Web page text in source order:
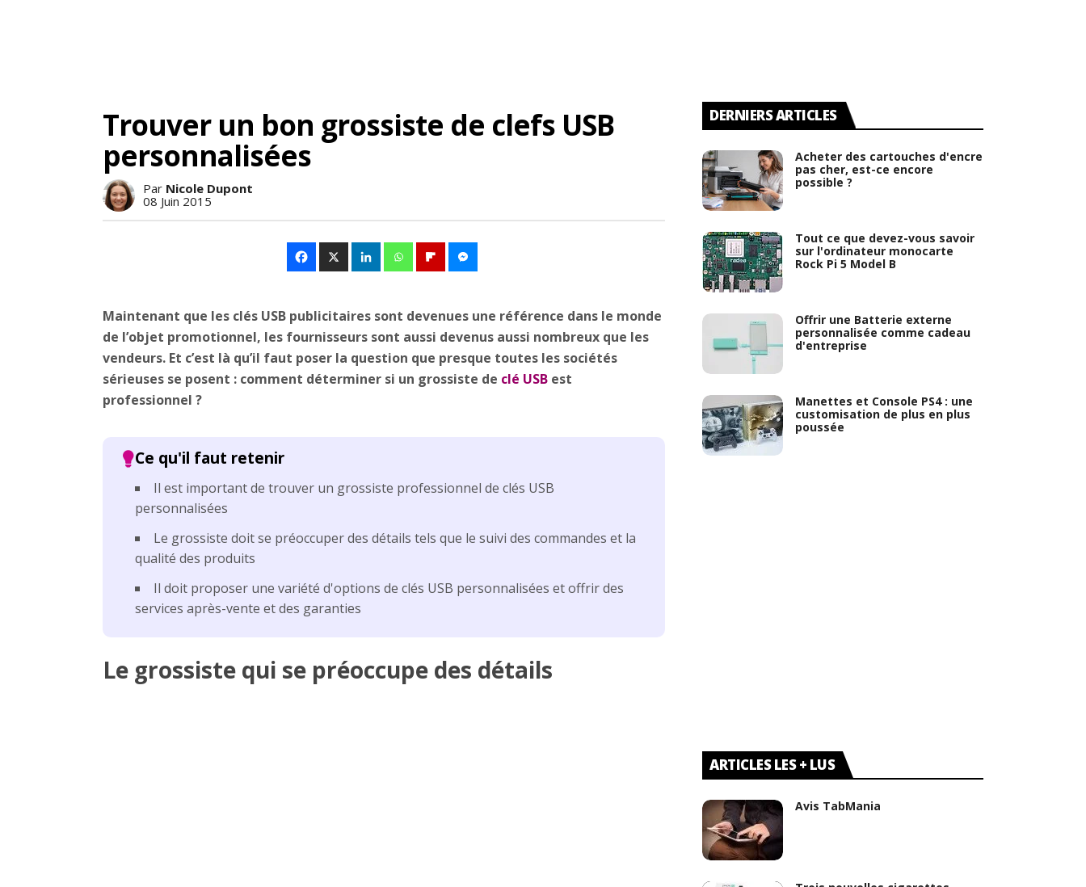
Trouver un bon grossiste de clefs USB
personnalisées
Par Nicole Dupont
08 Juin 2015
Maintenant que les clés USB publicitaires sont devenues une référence dans le monde
de l’objet promotionnel, les fournisseurs sont aussi devenus aussi nombreux que les
vendeurs. Et c’est là qu’il faut poser la question que presque toutes les sociétés
sérieuses se posent : comment déterminer si un grossiste de clé USB est
professionnel ?
Il est important de trouver un grossiste professionnel de clés USB
personnalisées
Le grossiste doit se préoccuper des détails tels que le suivi des commandes et la
qualité des produits
Il doit proposer une variété d'options de clés USB personnalisées et offrir des
services après-vente et des garanties
Le grossiste qui se préoccupe des détails
DERNIERS ARTICLES
Acheter des cartouches d'encre
pas cher, est-ce encore
possible ?
Tout ce que devez-vous savoir
sur l'ordinateur monocarte
Rock Pi 5 Model B
Offrir une Batterie externe
personnalisée comme cadeau
d'entreprise
Manettes et Console PS4 : une
customisation de plus en plus
poussée
ARTICLES LES + LUS
Avis TabMania